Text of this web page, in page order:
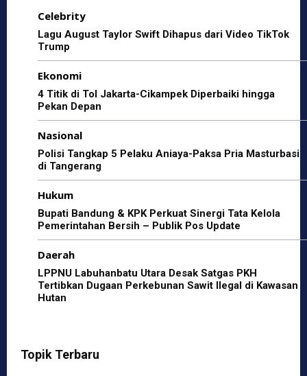
b
o
o
k
p
p
m
Celebrity
Lagu August Taylor Swift Dihapus dari Video TikTok
Trump
Ekonomi
4 Titik di Tol Jakarta-Cikampek Diperbaiki hingga
Pekan Depan
Nasional
Polisi Tangkap 5 Pelaku Aniaya-Paksa Pria Masturbasi
di Tangerang
Hukum
Bupati Bandung & KPK Perkuat Sinergi Tata Kelola
Pemerintahan Bersih – Publik Pos Update
Daerah
LPPNU Labuhanbatu Utara Desak Satgas PKH
Tertibkan Dugaan Perkebunan Sawit Ilegal di Kawasan
Hutan
Topik Terbaru